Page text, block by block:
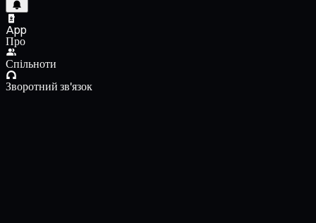
App
Про
Спільноти
Зворотний зв'язок